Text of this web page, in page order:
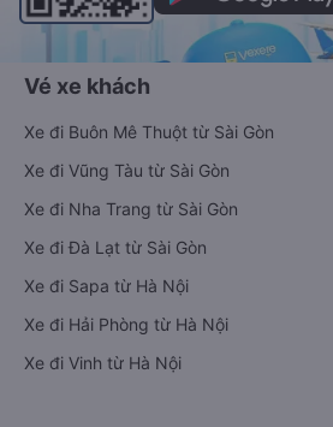
Vé xe khách
Xe đi Buôn Mê Thuột từ Sài Gòn
Xe đi Vũng Tàu từ Sài Gòn
Xe đi Nha Trang từ Sài Gòn
Xe đi Đà Lạt từ Sài Gòn
Xe đi Sapa từ Hà Nội
Xe đi Hải Phòng từ Hà Nội
Xe đi Vinh từ Hà Nội